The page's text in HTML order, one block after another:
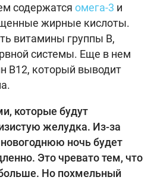
содержатся омега-3 и
жирные кислоты.
витамины группы В,
системы. Еще в нем
В12, который выводит
которые будут
желудка. Из-за
новогоднюю ночь будет
Это чревато тем, что
Но похмельный